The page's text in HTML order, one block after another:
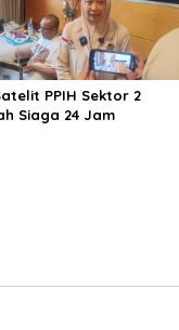
PPIH Sektor 2
Siaga 24 Jam